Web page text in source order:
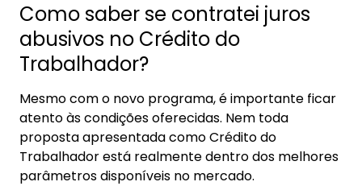
Como saber se contratei juros
abusivos no Crédito do
Trabalhador?
Mesmo com o novo programa, é importante ficar
atento às condições oferecidas. Nem toda
proposta apresentada como Crédito do
Trabalhador está realmente dentro dos melhores
parâmetros disponíveis no mercado.